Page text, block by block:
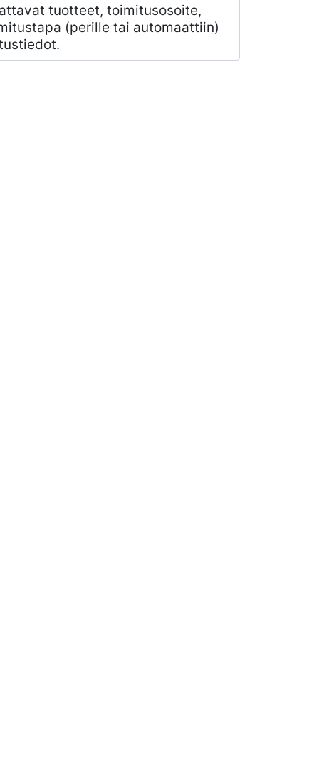
tuotteet, toimitusosoite,
(perille tai automaattiin)